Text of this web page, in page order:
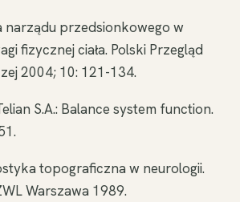
narządu przedsionkowego w
fizycznej ciała. Polski Przegląd
2004; 10: 121-134.
S.A.: Balance system function.
topograficzna w neurologii.
Warszawa 1989.